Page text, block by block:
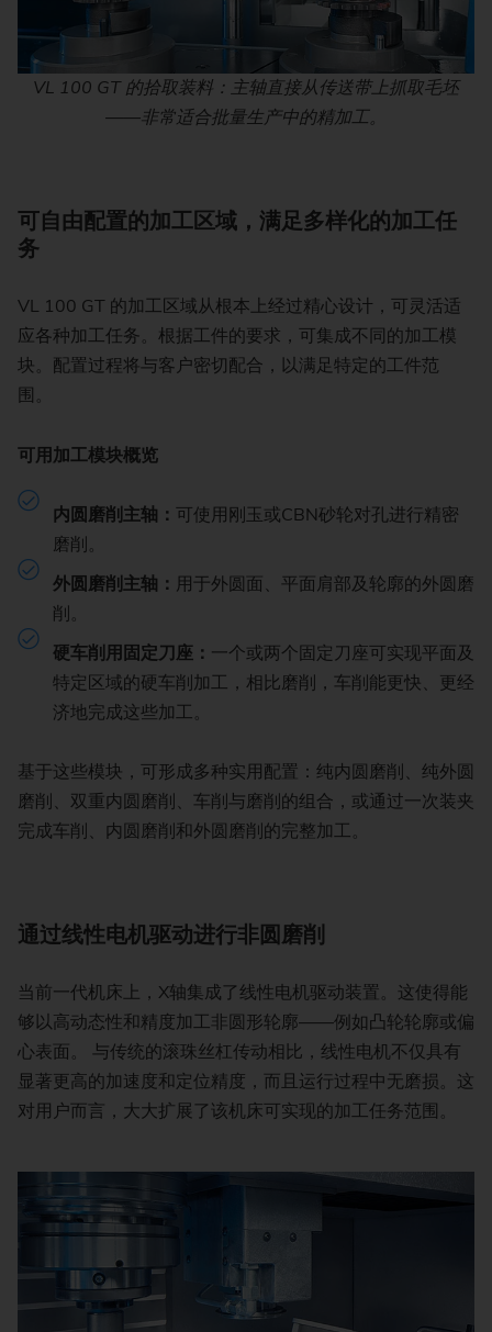
VL 100 GT 的拾取装料：主轴直接从传送带上抓取毛坯
——非常适合批量生产中的精加工。
可自由配置的加工区域，满足多样化的加工任
务
VL 100 GT 的加工区域从根本上经过精心设计，可灵活适
应各种加工任务。根据工件的要求，可集成不同的加工模
块。配置过程将与客户密切配合，以满足特定的工件范
围。
可用加工模块概览
内圆磨削主轴： 可使用刚玉或CBN砂轮对孔进行精密
磨削。
外圆磨削主轴： 用于外圆面、平面肩部及轮廓的外圆磨
削。
硬车削用固定刀座： 一个或两个固定刀座可实现平面及
特定区域的硬车削加工，相比磨削，车削能更快、更经
济地完成这些加工。
基于这些模块，可形成多种实用配置：纯内圆磨削、纯外圆
磨削、双重内圆磨削、车削与磨削的组合，或通过一次装夹
完成车削、内圆磨削和外圆磨削的完整加工。
通过线性电机驱动进行非圆磨削
当前一代机床上，X轴集成了线性电机驱动装置。这使得能
够以高动态性和精度加工非圆形轮廓——例如凸轮轮廓或偏
心表面。 与传统的滚珠丝杠传动相比，线性电机不仅具有
显著更高的加速度和定位精度，而且运行过程中无磨损。这
对用户而言，大大扩展了该机床可实现的加工任务范围。